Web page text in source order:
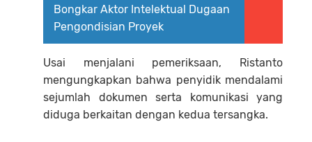
Bongkar Aktor Intelektual Dugaan
Pengondisian Proyek ‎
Usai menjalani pemeriksaan, Ristanto
mengungkapkan bahwa penyidik mendalami
sejumlah dokumen serta komunikasi yang
diduga berkaitan dengan kedua tersangka.